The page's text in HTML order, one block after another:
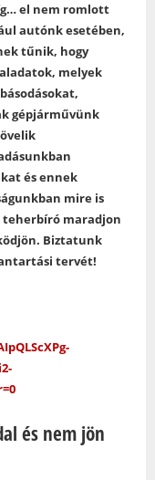
el nem romlott
autónk esetében,
tűnik, hogy
melyek
gépjárművünk
és ennek
mire is
teherbíró maradjon
Biztatunk
tervét!
és nem jön